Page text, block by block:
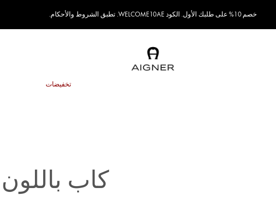
خصم 10% على طلبك الأول. الكود WELCOME10AE. تطبق الشروط والأحكام.
كاب